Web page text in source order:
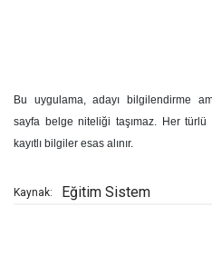
Bu uygulama, adayı bilgilendirme
sayfa belge niteliği taşımaz. Her
kayıtlı bilgiler esas alınır.
Kaynak: Eğitim Sistem